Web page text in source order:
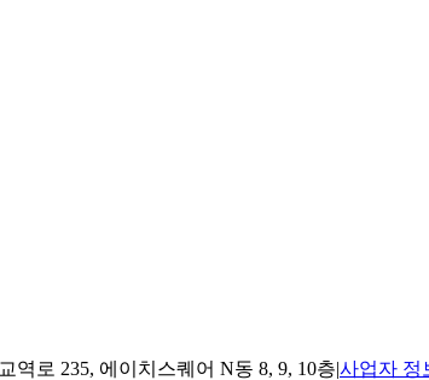
역로 235, 에이치스퀘어 N동 8, 9, 10층|사업자 정